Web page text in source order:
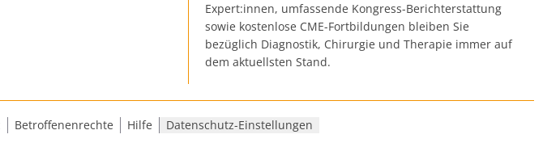
Expert:innen, umfassende Kongress-Berichterstattung
sowie kostenlose CME-Fortbildungen bleiben Sie
bezüglich Diagnostik, Chirurgie und Therapie immer auf
dem aktuellsten Stand.
Betroffenenrechte Hilfe Datenschutz-Einstellungen